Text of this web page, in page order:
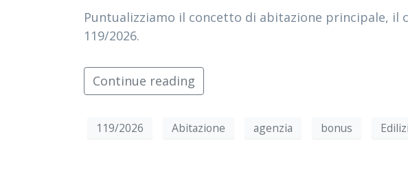
Puntualizziamo il concetto di abitazione principale, il
119/2026.
Continue reading
119/2026 Abitazione agenzia bonus Edilizi